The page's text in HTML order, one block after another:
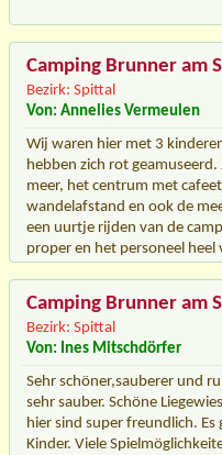
Camping Brunner am
Bezirk: Spittal
Von: Annelies Vermeulen
Wij waren hier met 3
hebben zich rot
meer, het centrum met
wandelafstand en ook de
een uurtje rijden van de
proper en het personeel heel
Camping Brunner am
Bezirk: Spittal
Von: Ines Mitschdörfer
Sehr schöner,sauberer und
sehr sauber. Schöne
hier sind super freundlich.
Kinder. Viele